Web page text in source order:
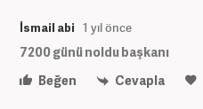
İsmail abi 1 yıl önce
7200 günü noldu başkanı
Beğen
Cevapla